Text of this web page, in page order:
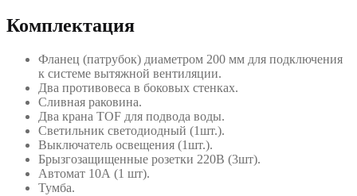
Комплектация
Фланец (патрубок) диаметром 200 мм для подключения
к системе вытяжной вентиляции.
Два противовеса в боковых стенках.
Сливная раковина.
Два крана TOF для подвода воды.
Светильник светодиодный (1шт.).
Выключатель освещения (1шт.).
Брызгозащищенные розетки 220В (3шт).
Автомат 10А (1 шт).
Тумба.